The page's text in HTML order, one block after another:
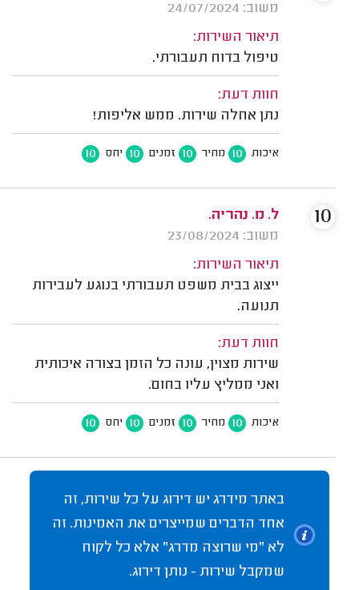
משוב: 24/07/2024
תיאור השירות:
טיפול בדוח תעבורתי.
חוות דעת:
נתן אחלה שירות. ממש אליפות!
איכות 10 מחיר 10 זמנים 10 יחס 10
ל. מ. נהריה.
משוב: 23/08/2024
תיאור השירות:
ייצוג בבית משפט תעבורתי בנוגע לעבירות
תנועה.
חוות דעת:
שירות מצוין, עונה כל הזמן בצורה איכותית
ואני ממליץ עליו בחום.
איכות 10 מחיר 10 זמנים 10 יחס 10
10
באתר מידרג יש דירוג על כל שירות, זה
אחד הדברים שמייצרים את האמינות. זה
לא "מי שרוצה מדרג" אלא כל לקוח
שמקבל שירות - נותן דירוג.